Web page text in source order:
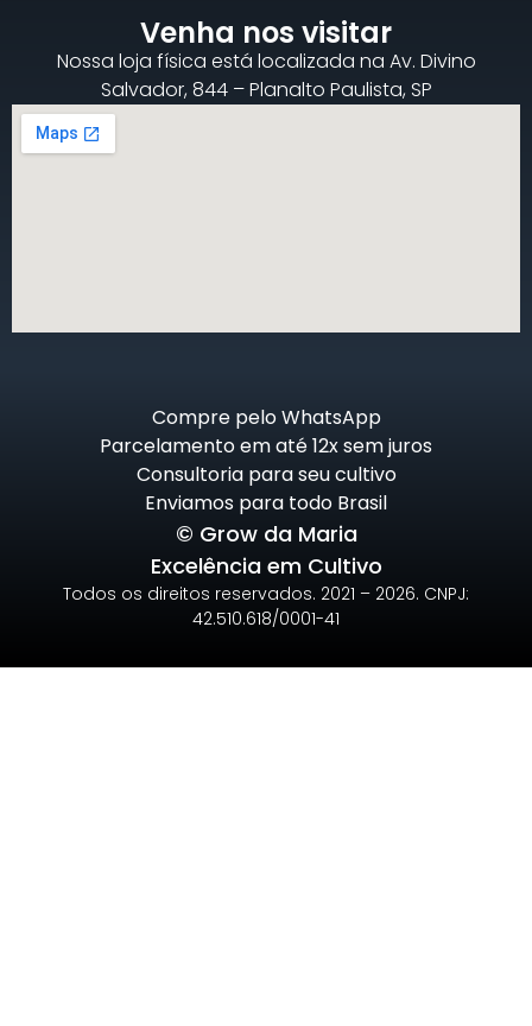
Venha nos visitar
Nossa loja física está localizada na Av. Divino
Salvador, 844 – Planalto Paulista, SP
Compre pelo WhatsApp
Parcelamento em até 12x sem juros
Consultoria para seu cultivo
Enviamos para todo Brasil
© Grow da Maria
Excelência em Cultivo
Todos os direitos reservados. 2021 – 2026. CNPJ:
42.510.618/0001-41